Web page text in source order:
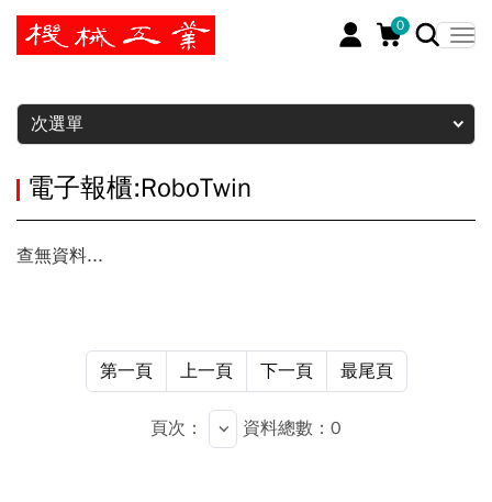
0
暫停
次選單
電子報櫃:RoboTwin
查無資料...
第一頁 上一頁 下一頁 最尾頁
頁次： 資料總數：0